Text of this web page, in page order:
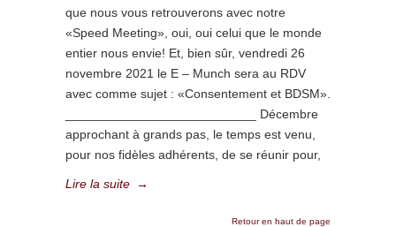
que nous vous retrouverons avec notre
«Speed Meeting», oui, oui celui que le monde
entier nous envie! Et, bien sûr, vendredi 26
novembre 2021 le E – Munch sera au RDV
avec comme sujet : «Consentement et BDSM».
___________________________ Décembre
approchant à grands pas, le temps est venu,
pour nos fidèles adhérents, de se réunir pour,
Lire la suite →
Retour en haut de page